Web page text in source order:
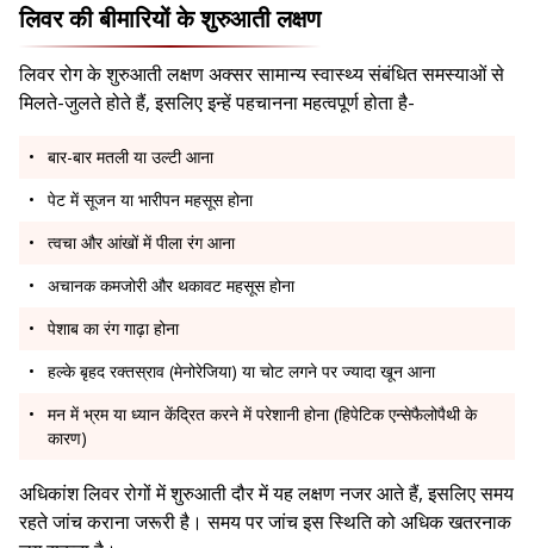
लिवर की बीमारियों के शुरुआती लक्षण
लिवर रोग के शुरुआती लक्षण अक्सर सामान्य स्वास्थ्य संबंधित समस्याओं से
मिलते-जुलते होते हैं, इसलिए इन्हें पहचानना महत्वपूर्ण होता है-
बार-बार मतली या उल्टी आना
पेट में सूजन या भारीपन महसूस होना
त्वचा और आंखों में पीला रंग आना
अचानक कमजोरी और थकावट महसूस होना
पेशाब का रंग गाढ़ा होना
हल्के बृहद रक्तस्राव (मेनोरेजिया) या चोट लगने पर ज्यादा खून आना
मन में भ्रम या ध्यान केंद्रित करने में परेशानी होना (हिपेटिक एन्सेफैलोपैथी के
कारण)
अधिकांश लिवर रोगों में शुरुआती दौर में यह लक्षण नजर आते हैं, इसलिए समय
रहते जांच कराना जरूरी है। समय पर जांच इस स्थिति को अधिक खतरनाक